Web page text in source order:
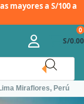
mayores a S/100 a
S/0.00
0
Miraflores, Perú